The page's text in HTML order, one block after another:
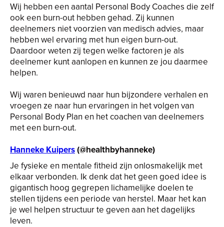
Wij hebben een aantal Personal Body Coaches die zelf
ook een burn-out hebben gehad. Zij kunnen
deelnemers niet voorzien van medisch advies, maar
hebben wel ervaring met hun eigen burn-out.
Daardoor weten zij tegen welke factoren je als
deelnemer kunt aanlopen en kunnen ze jou daarmee
helpen.
Wij waren benieuwd naar hun bijzondere verhalen en
vroegen ze naar hun ervaringen in het volgen van
Personal Body Plan en het coachen van deelnemers
met een burn-out.
Hanneke Kuipers(@healthbyhanneke)
Je fysieke en mentale fitheid zijn onlosmakelijk met
elkaar verbonden. Ik denk dat het geen goed idee is
gigantisch hoog gegrepen lichamelijke doelen te
stellen tijdens een periode van herstel. Maar het kan
je wel helpen structuur te geven aan het dagelijks
leven.